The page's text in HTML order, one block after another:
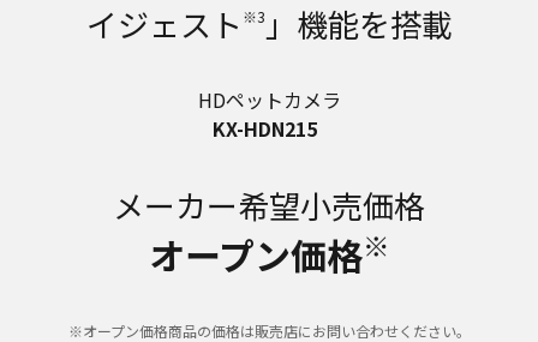
イジェスト ※3 」機能を搭載
HDペットカメラ
KX-HDN215
メーカー希望小売価格
オープン価格※
※オープン価格商品の価格は販売店にお問い合わせください。